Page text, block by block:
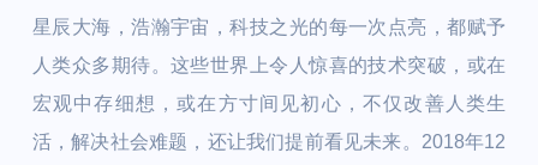
星辰大海，浩瀚宇宙，科技之光的每一次点亮，都赋予
人类众多期待。这些世界上令人惊喜的技术突破，或在
宏观中存细想，或在方寸间见初心，不仅改善人类生
活，解决社会难题，还让我们提前看见未来。2018年12